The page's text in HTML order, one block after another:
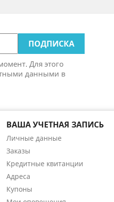
Для этого
данными в
ВАША УЧЕТНАЯ ЗАПИСЬ
Личные данные
Заказы
Кредитные квитанции
Адреса
Купоны